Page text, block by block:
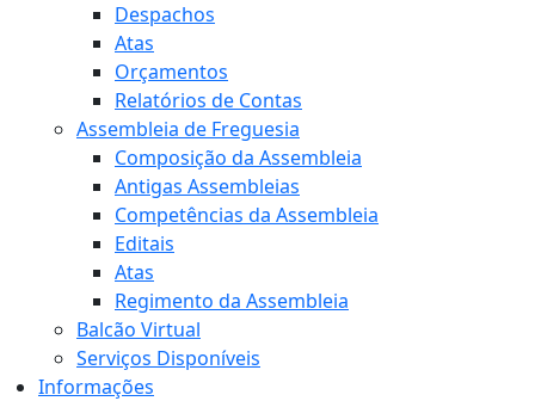
Despachos
Atas
Orçamentos
Relatórios de Contas
Assembleia de Freguesia
Composição da Assembleia
Antigas Assembleias
Competências da Assembleia
Editais
Atas
Regimento da Assembleia
Balcão Virtual
Serviços Disponíveis
Informações